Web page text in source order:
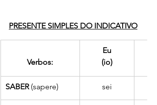
PRESENTE SIMPLES DO INDICATIVO
Verbos:
Eu
(io)
SABER (sapere) sei